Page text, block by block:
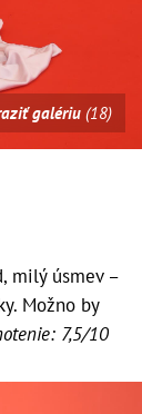
galériu (18)
milý úsmev –
Možno by
7,5/10